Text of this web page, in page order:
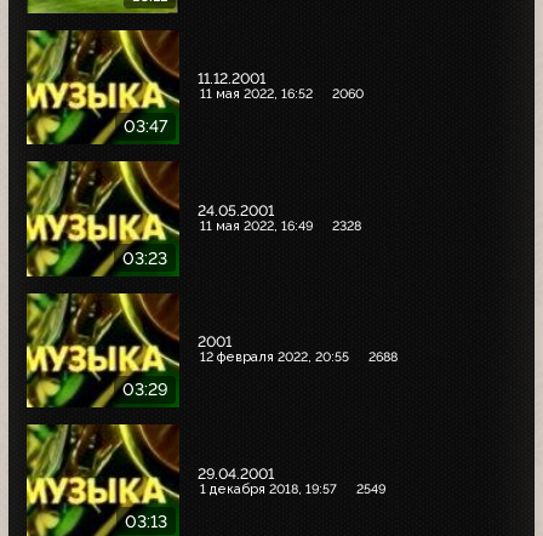
03:47
11.12.2001
11 мая 2022, 16:52 2060
03:23
24.05.2001
11 мая 2022, 16:49 2328
03:29
2001
12 февраля 2022, 20:55 2688
03:13
29.04.2001
1 декабря 2018, 19:57 2549